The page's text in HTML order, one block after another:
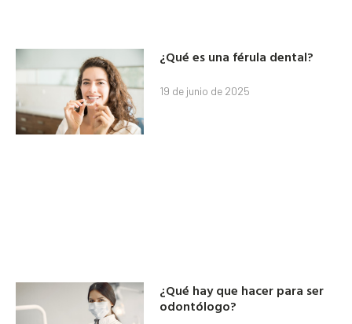
¿Qué es una férula dental?
19 de junio de 2025
¿Qué hay que hacer para ser
odontólogo?